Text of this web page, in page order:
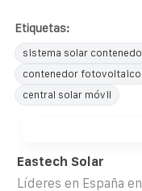
Etiquetas:
sistema solar
contenedor fotovoltaico
central solar móvil
Eastech Solar
Líderes en España